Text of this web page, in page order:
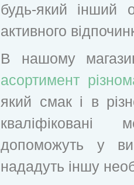
будь-який інший
активного
В нашому
асортимент
який смак і в
допоможуть у
нададуть іншу